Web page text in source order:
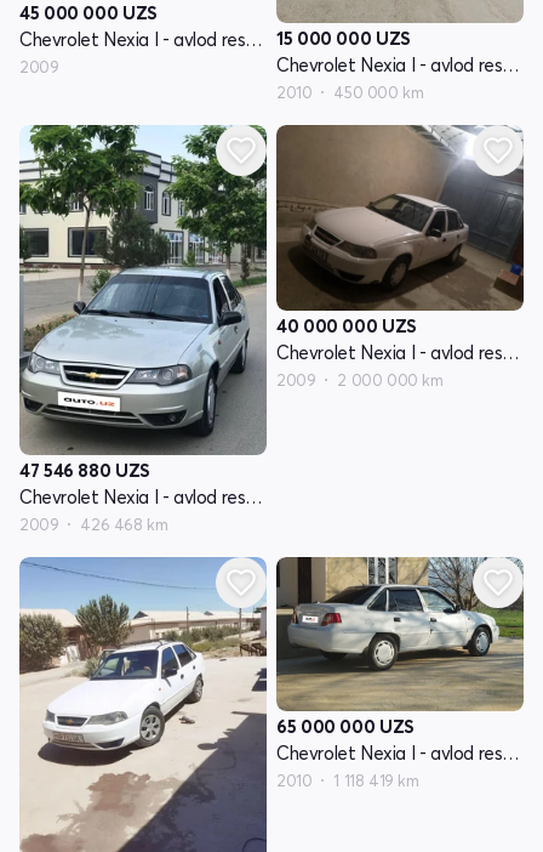
45 000 000 UZS
Chevrolet Nexia I - avlod restayling
2009
15 000 000 UZS
Chevrolet Nexia I - avlod restayling
2010 450 000 km
47 546 880 UZS
Chevrolet Nexia I - avlod restayling
2009 426 468 km
40 000 000 UZS
Chevrolet Nexia I - avlod restayling
2009 2 000 000 km
65 000 000 UZS
Chevrolet Nexia I - avlod restayling
2010 1 118 419 km